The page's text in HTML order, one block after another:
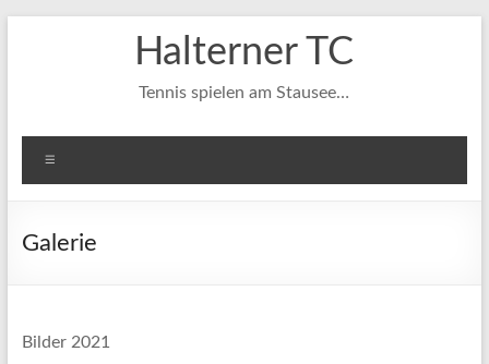
Halterner TC
Tennis spielen am Stausee…
Galerie
Bilder 2021